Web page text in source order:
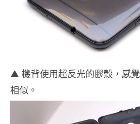
▲ 機背使用超反光的膠殼，感
相似。